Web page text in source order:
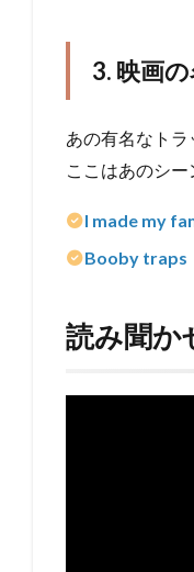
3. 映画
あの有名なト
ここはあのシ
I made my
Booby traps
読み聞か